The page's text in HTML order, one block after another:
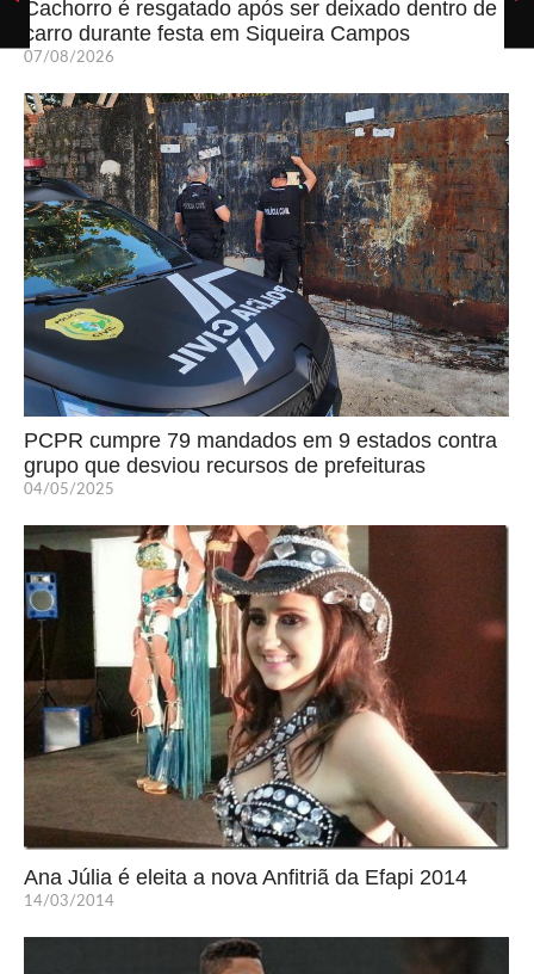
Cachorro é resgatado após ser deixado dentro de
carro durante festa em Siqueira Campos
07/08/2026
PCPR cumpre 79 mandados em 9 estados contra
grupo que desviou recursos de prefeituras
04/05/2025
Ana Júlia é eleita a nova Anfitriã da Efapi 2014
14/03/2014